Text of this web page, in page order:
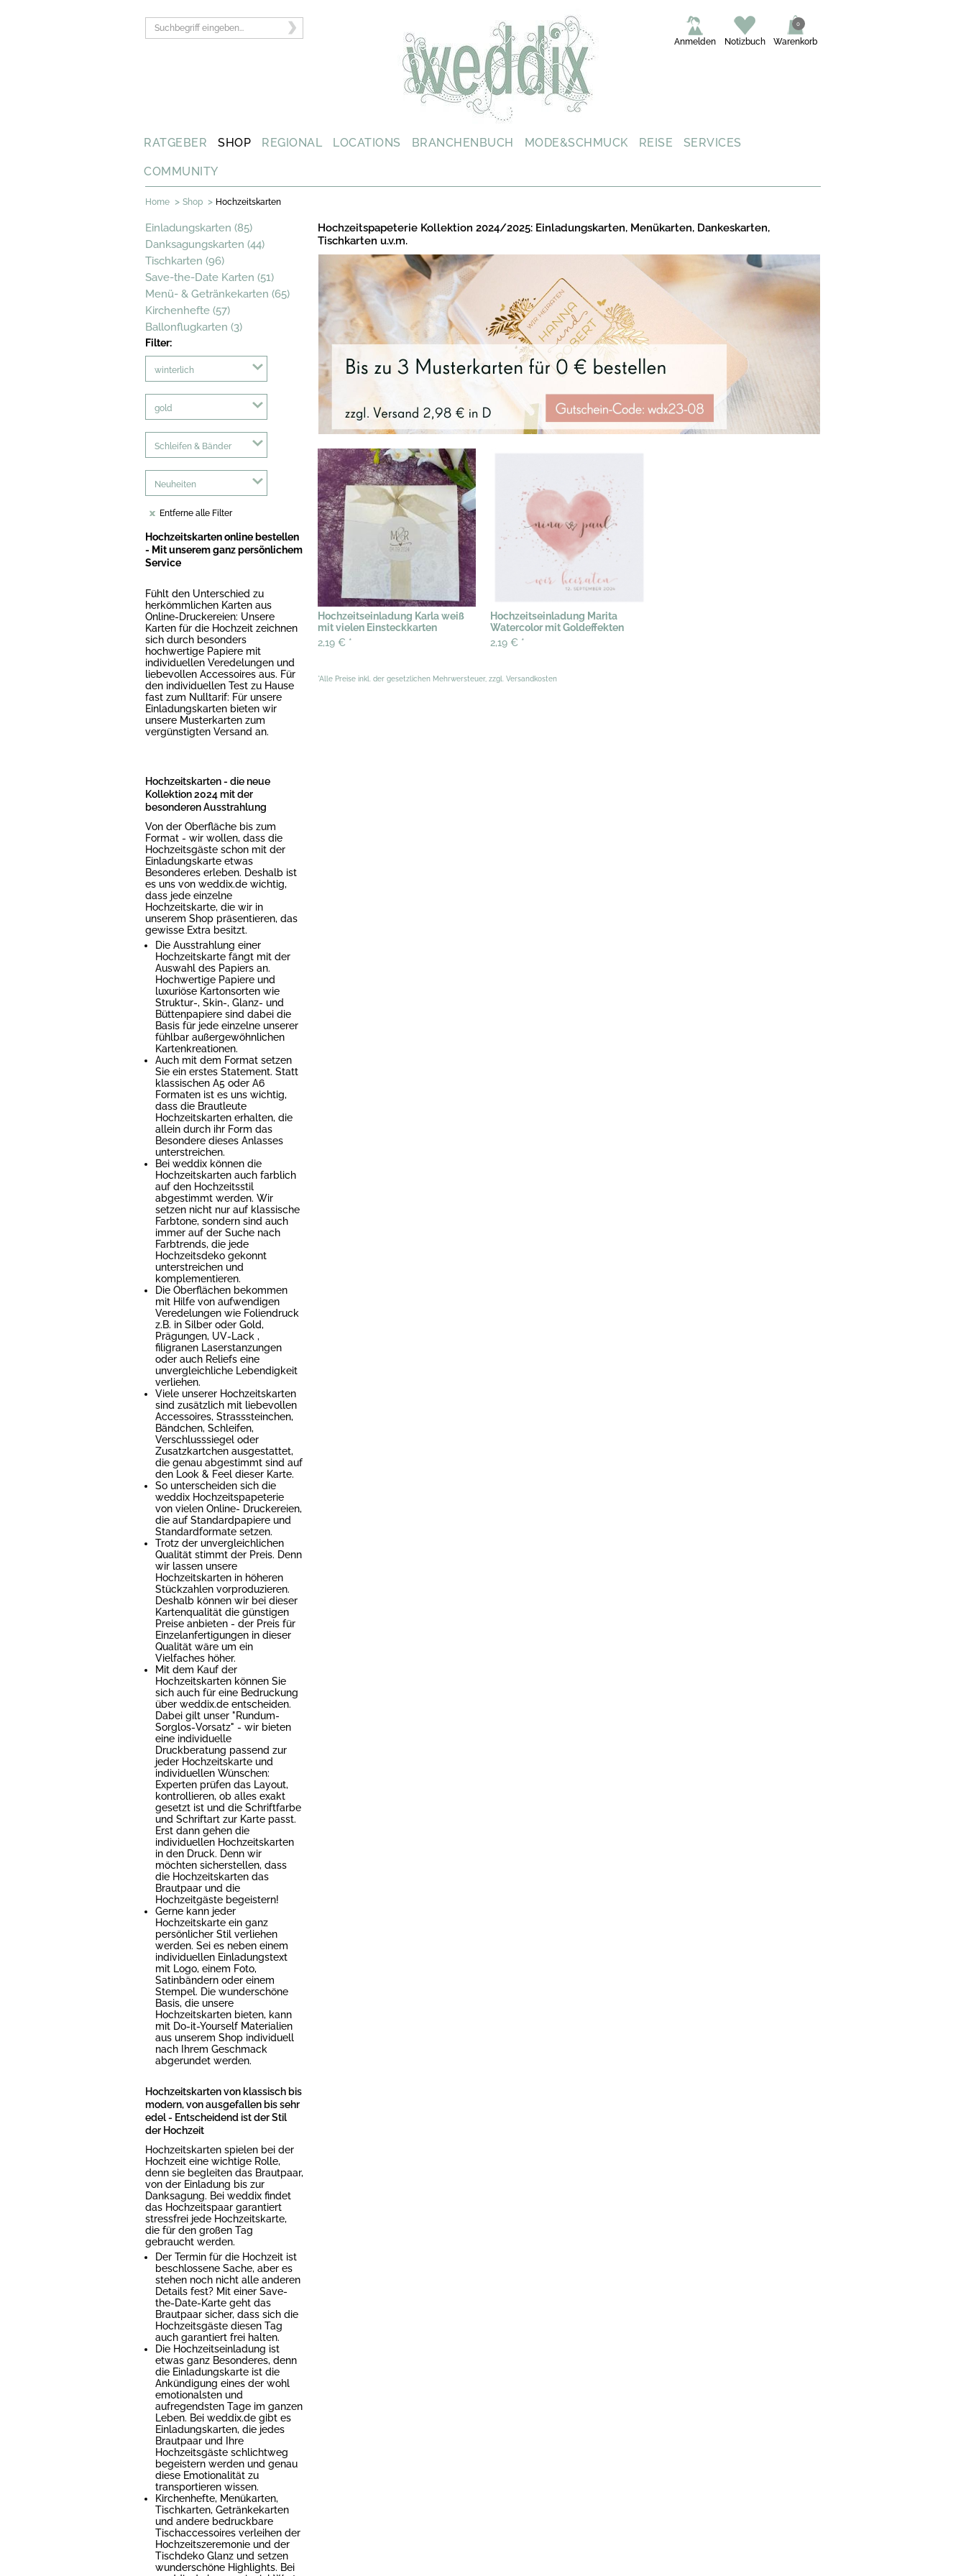
Warenkorb
0
Notizbuch
Anmelden
RATGEBER SHOP REGIONAL LOCATIONS BRANCHENBUCH MODE&SCHMUCK REISE SERVICES
COMMUNITY
Home > Shop > Hochzeitskarten
Einladungskarten (85)
Danksagungskarten (44)
Tischkarten (96)
Save-the-Date Karten (51)
Menü- & Getränkekarten (65)
Kirchenhefte (57)
Ballonflugkarten (3)
Filter:
winterlich
gold
Schleifen & Bänder
Neuheiten
Entferne alle Filter
Hochzeitskarten online bestellen
- Mit unserem ganz persönlichem
Service
Fühlt den Unterschied zu
herkömmlichen Karten aus
Online-Druckereien: Unsere
Karten für die Hochzeit zeichnen
sich durch besonders
hochwertige Papiere mit
individuellen Veredelungen und
liebevollen Accessoires aus. Für
den individuellen Test zu Hause
fast zum Nulltarif: Für unsere
Einladungskarten bieten wir
unsere Musterkarten zum
vergünstigten Versand an.
Hochzeitskarten - die neue
Kollektion 2024 mit der
besonderen Ausstrahlung
Von der Oberfläche bis zum
Format - wir wollen, dass die
Hochzeitsgäste schon mit der
Einladungskarte etwas
Besonderes erleben. Deshalb ist
es uns von weddix.de wichtig,
dass jede einzelne
Hochzeitskarte, die wir in
unserem Shop präsentieren, das
gewisse Extra besitzt.
Die Ausstrahlung einer
Hochzeitskarte fängt mit der
Auswahl des Papiers an.
Hochwertige Papiere und
luxuriöse Kartonsorten wie
Struktur-, Skin-, Glanz- und
Büttenpapiere sind dabei die
Basis für jede einzelne unserer
fühlbar außergewöhnlichen
Kartenkreationen.
Auch mit dem Format setzen
Sie ein erstes Statement. Statt
klassischen A5 oder A6
Formaten ist es uns wichtig,
dass die Brautleute
Hochzeitskarten erhalten, die
allein durch ihr Form das
Besondere dieses Anlasses
unterstreichen.
Bei weddix können die
Hochzeitskarten auch farblich
auf den Hochzeitsstil
abgestimmt werden. Wir
setzen nicht nur auf klassische
Farbtone, sondern sind auch
immer auf der Suche nach
Farbtrends, die jede
Hochzeitsdeko gekonnt
unterstreichen und
komplementieren.
Die Oberflächen bekommen
mit Hilfe von aufwendigen
Veredelungen wie Foliendruck
z.B. in Silber oder Gold,
Prägungen, UV-Lack ,
filigranen Laserstanzungen
oder auch Reliefs eine
unvergleichliche Lebendigkeit
verliehen.
Viele unserer Hochzeitskarten
sind zusätzlich mit liebevollen
Accessoires, Strasssteinchen,
Bändchen, Schleifen,
Verschlusssiegel oder
Zusatzkartchen ausgestattet,
die genau abgestimmt sind auf
den Look & Feel dieser Karte.
So unterscheiden sich die
weddix Hochzeitspapeterie
von vielen Online- Druckereien,
die auf Standardpapiere und
Standardformate setzen.
Trotz der unvergleichlichen
Qualität stimmt der Preis. Denn
wir lassen unsere
Hochzeitskarten in höheren
Stückzahlen vorproduzieren.
Deshalb können wir bei dieser
Kartenqualität die günstigen
Preise anbieten - der Preis für
Einzelanfertigungen in dieser
Qualität wäre um ein
Vielfaches höher.
Mit dem Kauf der
Hochzeitskarten können Sie
sich auch für eine Bedruckung
über weddix.de entscheiden.
Dabei gilt unser "Rundum-
Sorglos-Vorsatz" - wir bieten
eine individuelle
Druckberatung passend zur
jeder Hochzeitskarte und
individuellen Wünschen:
Experten prüfen das Layout,
kontrollieren, ob alles exakt
gesetzt ist und die Schriftfarbe
und Schriftart zur Karte passt.
Erst dann gehen die
individuellen Hochzeitskarten
in den Druck. Denn wir
möchten sicherstellen, dass
die Hochzeitskarten das
Brautpaar und die
Hochzeitgäste begeistern!
Gerne kann jeder
Hochzeitskarte ein ganz
persönlicher Stil verliehen
werden. Sei es neben einem
individuellen Einladungstext
mit Logo, einem Foto,
Satinbändern oder einem
Stempel. Die wunderschöne
Basis, die unsere
Hochzeitskarten bieten, kann
mit Do-it-Yourself Materialien
aus unserem Shop individuell
nach Ihrem Geschmack
abgerundet werden.
Hochzeitskarten von klassisch bis
modern, von ausgefallen bis sehr
edel - Entscheidend ist der Stil
der Hochzeit
Hochzeitskarten spielen bei der
Hochzeit eine wichtige Rolle,
denn sie begleiten das Brautpaar,
von der Einladung bis zur
Danksagung. Bei weddix findet
das Hochzeitspaar garantiert
stressfrei jede Hochzeitskarte,
die für den großen Tag
gebraucht werden.
Der Termin für die Hochzeit ist
beschlossene Sache, aber es
stehen noch nicht alle anderen
Details fest? Mit einer Save-
the-Date-Karte geht das
Brautpaar sicher, dass sich die
Hochzeitsgäste diesen Tag
auch garantiert frei halten.
Die Hochzeitseinladung ist
etwas ganz Besonderes, denn
die Einladungskarte ist die
Ankündigung eines der wohl
emotionalsten und
aufregendsten Tage im ganzen
Leben. Bei weddix.de gibt es
Einladungskarten, die jedes
Brautpaar und Ihre
Hochzeitsgäste schlichtweg
begeistern werden und genau
diese Emotionalität zu
transportieren wissen.
Kirchenhefte, Menükarten,
Tischkarten, Getränkekarten
und andere bedruckbare
Tischaccessoires verleihen der
Hochzeitszeremonie und der
Tischdeko Glanz und setzen
wunderschöne Highlights. Bei
Hochzeitspapeterie Kollektion 2024/2025: Einladungskarten, Menükarten, Dankeskarten,
Tischkarten u.v.m.
Hochzeitseinladung Karla weiß
mit vielen Einsteckkarten
2,19 € *
Hochzeitseinladung Marita
Watercolor mit Goldeffekten
2,19 € *
*Alle Preise inkl. der gesetzlichen Mehrwersteuer, zzgl. Versandkosten